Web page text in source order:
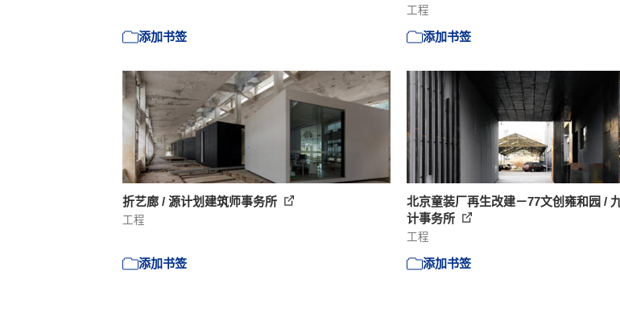
添加书签
工程
添加书签
折艺廊 / 源计划建筑师事务所
工程
添加书签
北京童装厂再生改建－77文创雍和园 /
计事务所
工程
添加书签